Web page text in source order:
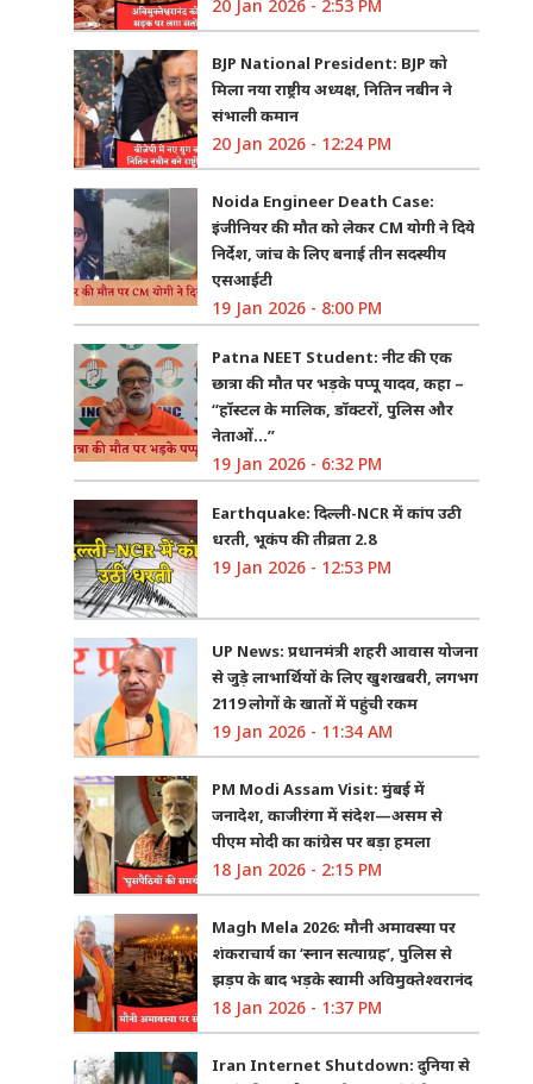
20 Jan 2026 - 2:53 PM
BJP National President: BJP को
मिला नया राष्ट्रीय अध्यक्ष, नितिन नबीन ने
संभाली कमान
20 Jan 2026 - 12:24 PM
Noida Engineer Death Case:
इंजीनियर की मौत को लेकर CM योगी ने दिये
निर्देश, जांच के लिए बनाई तीन सदस्यीय
एसआईटी
19 Jan 2026 - 8:00 PM
Patna NEET Student: नीट की एक
छात्रा की मौत पर भड़के पप्पू यादव, कहा –
“हॉस्टल के मालिक, डॉक्टरों, पुलिस और
नेताओं…”
19 Jan 2026 - 6:32 PM
Earthquake: दिल्ली-NCR में कांप उठी
धरती, भूकंप की तीव्रता 2.8
19 Jan 2026 - 12:53 PM
UP News: प्रधानमंत्री शहरी आवास योजना
से जुड़े लाभार्थियों के लिए खुशखबरी, लगभग
2119 लोगों के खातों में पहुंची रकम
19 Jan 2026 - 11:34 AM
PM Modi Assam Visit: मुंबई में
जनादेश, काजीरंगा में संदेश—असम से
पीएम मोदी का कांग्रेस पर बड़ा हमला
18 Jan 2026 - 2:15 PM
Magh Mela 2026: मौनी अमावस्या पर
शंकराचार्य का ‘स्नान सत्याग्रह’, पुलिस से
झड़प के बाद भड़के स्वामी अविमुक्तेश्वरानंद
18 Jan 2026 - 1:37 PM
Iran Internet Shutdown: दुनिया से